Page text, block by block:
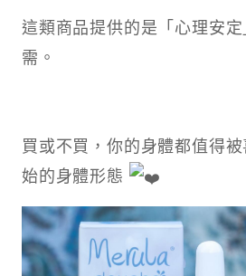
這類商品提供的是「心理安
需。
買或不買，你的身體都值得
始的身體形態